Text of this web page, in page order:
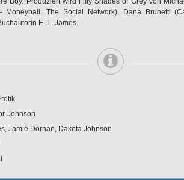
Moneyball, The Social Network), Dana Brunetti
E. L. James.
Johnson
Jamie Dornan, Dakota Johnson